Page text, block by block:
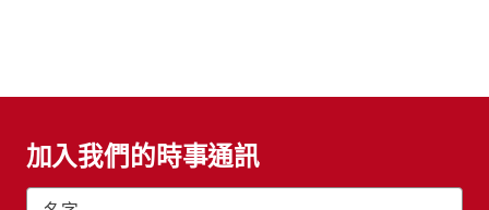
加入我們的時事通訊